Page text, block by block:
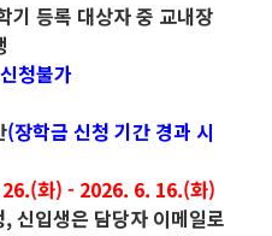
기 등록 대상자 중 교내장
청불가
(장학금 신청 기간 경과 시
화) - 2026. 6. 16.(화)
신입생은 담당자 이메일로